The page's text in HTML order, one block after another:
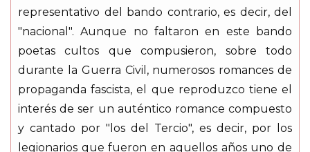
representativo del bando contrario, es decir, del
"nacional". Aunque no faltaron en este bando
poetas cultos que compusieron, sobre todo
durante la Guerra Civil, numerosos romances de
propaganda fascista, el que reproduzco tiene el
interés de ser un auténtico romance compuesto
y cantado por "los del Tercio", es decir, por los
legionarios que fueron en aquellos años uno de